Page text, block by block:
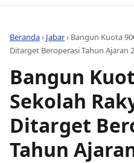
Beranda› Jabar› Bangun Kuota
Ditarget Beroperasi Tahun Ajaran
Bangun
Sekolah
Ditarget
Tahun